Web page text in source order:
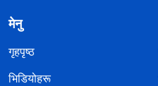
मेनु
गृहपृष्ठ
भिडियोहरू